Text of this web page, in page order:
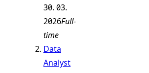
30. 03.
2026Full-
time
Data
Analyst